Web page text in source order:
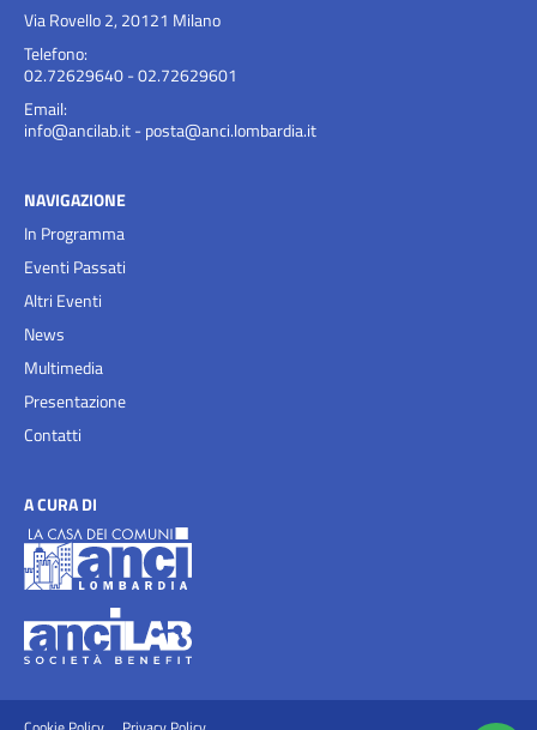
Via Rovello 2, 20121 Milano
Telefono:
02.72629640 - 02.72629601
Email:
info@ancilab.it- posta@anci.lombardia.it
NAVIGAZIONE
In Programma
Eventi Passati
Altri Eventi
News
Multimedia
Presentazione
Contatti
A CURA DI